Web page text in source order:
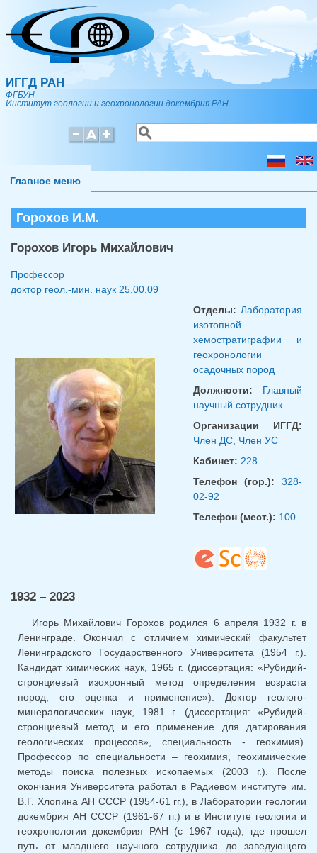
Перейти к основному содержанию
ИГГД РАН
ФГБУН
Институт геологии и геохронологии докембрия РАН
Форма поиска
Поиск
Главное меню
Горохов И.М.
Горохов Игорь Михайлович
Профессор
доктор геол.-мин. наук 25.00.09
Отделы: Лаборатория
изотопной
хемостратиграфии и
геохронологии
осадочных пород
Должности: Главный
научный сотрудник
Организации ИГГД:
Член ДС Член УС
Кабинет: 228
Телефон (гор.): 328-
02-92
Телефон (мест.): 100
1932 – 2023
Игорь Михайлович Горохов родился 6 апреля 1932 г. в
Ленинграде. Окончил с отличием химический факультет
Ленинградского Государственного Университета (1954 г.).
Кандидат химических наук, 1965 г. (диссертация: «Рубидий-
стронциевый изохронный метод определения возраста
пород, его оценка и применение»). Доктор геолого-
минералогических наук, 1981 г. (диссертация: «Рубидий-
стронциевый метод и его применение для датирования
геологических процессов», специальность - геохимия).
Профессор по специальности – геохимия, геохимические
методы поиска полезных ископаемых (2003 г.). После
окончания Университета работал в Радиевом институте им.
В.Г. Хлопина АН СССР (1954-61 гг.), в Лаборатории геологии
докембрия АН СССР (1961-67 гг.) и в Институте геологии и
геохронологии докембрия РАН (с 1967 года), где прошел
путь от младшего научного сотрудника до заведующего